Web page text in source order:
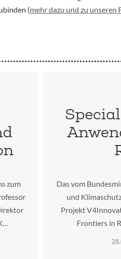
(mehr dazu und zu
zum
Das vom
und
Projekt
Frontiers in